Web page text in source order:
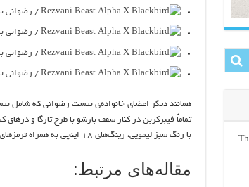
تماماً فیبرکربن در کنار سقف بازشو با طرح تارگا و
با رنگ سبز لیمویی، رینگ‌های ۱۸ اینچی به همراه ترمزهای برند AP Racing و آپشن روتورهای سرامیک کربن اشاره کرد.
مقاله‌های مرتبط: